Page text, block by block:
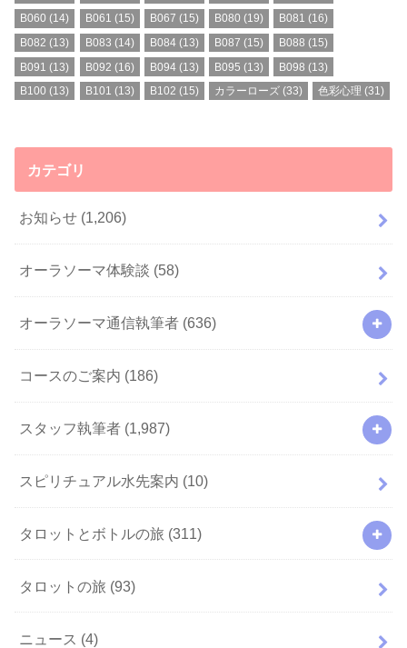
B060 (14) B061 (15) B067 (15) B080 (19) B081 (16)
B082 (13) B083 (14) B084(13) B087 (15) B088 (15)
B091 (13) B092 (16) B094(13) B095 (13) B098 (13)
B100 (13) B101 (13) B102 (15) カラーローズ (33) 色彩心理 (31)
カテゴリ
お知らせ (1,206)
オーラソーマ体験談 (58)
オーラソーマ通信執筆者 (636)
コースのご案内 (186)
スタッフ執筆者 (1,987)
スピリチュアル水先案内 (10)
タロットとボトルの旅 (311)
タロットの旅 (93)
ニュース (4)